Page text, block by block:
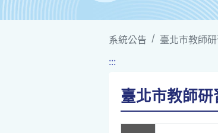
系統公告
臺北市教師
:::
臺北市教師